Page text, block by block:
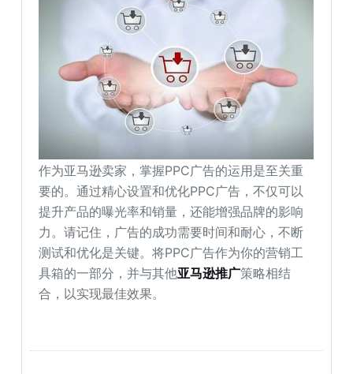
作为亚马逊卖家，掌握PPC广告的运用是至关重
要的。通过精心设置和优化PPC广告，不仅可以
提升产品的曝光率和销量，还能增强品牌的影响
力。请记住，广告的成功需要时间和耐心，不断
测试和优化是关键。将PPC广告作为你的营销工
具箱的一部分，并与其他亚马逊推广策略相结
合，以实现最佳效果。